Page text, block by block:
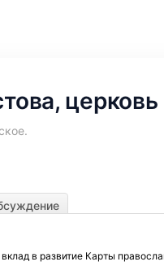
церковь
в развитие Карты